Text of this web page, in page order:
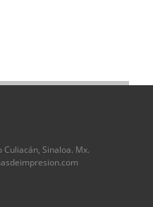
Culiacán, Sinaloa. Mx.